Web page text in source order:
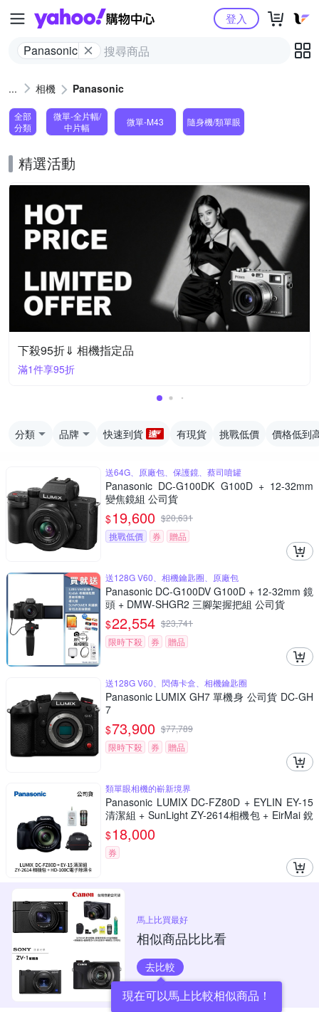
Yahoo購物中心
Panasonic
登入
相機 Panasonic
全部
分類
微單-全片幅/
中片幅
微單-M43 隨身機/類單眼
精選活動
下殺95折⇓ 相機指定品
滿1件享95折
分類 品牌 快速到貨 有現貨 挑戰低價 價格低到
送64G、原廠包、保護鏡、蔡司噴罐
Panasonic DC-G100DK G100D + 12-32mm
變焦鏡組 公司貨
$19,600 $20,631
挑戰低價
券 贈品
送128G V60、相機鑰匙圈、原廠包
Panasonic DC-G100DV G100D + 12-32mm 鏡
頭 + DMW-SHGR2 三腳架握把組 公司貨
$22,554 $23,741
限時下殺
券 贈品
送128G V60、閃傳卡盒、相機鑰匙圈
Panasonic LUMIX GH7 單機身 公司貨 DC-GH
7
$73,900 $77,789
限時下殺
券 贈品
類單眼相機的嶄新境界
Panasonic LUMIX DC-FZ80D + EYLIN EY-15
清潔組 + SunLight ZY-2614相機包 + EirMai 銳
瑪 HD-100C電子除濕卡 FZ80D (公司貨)
$18,000
券
馬上比買最好
相似商品比比看
去比較
現在可以馬上比較相似商品！